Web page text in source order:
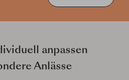
anpassen
Anlässe